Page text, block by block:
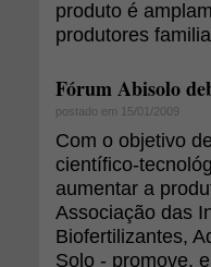
produto é
produtores
Fórum Abisolo
postado em 15/01/2009
Com o objetivo
científico-
aumentar a
Associação das
Biofertilizantes,
Solo - promove,